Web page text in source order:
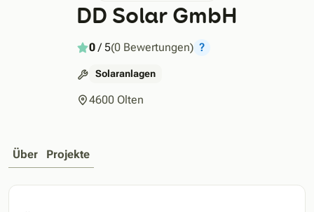
DD Solar GmbH
0/ 5(0 Bewertungen) ?
Solaranlagen
4600 Olten
Über Projekte